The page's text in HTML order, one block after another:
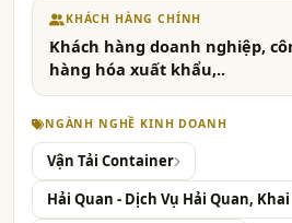
KHÁCH HÀNG CHÍNH
Khách hàng doanh nghiệp,
hàng hóa xuất khẩu,..
NGÀNH NGHỀ KINH DOANH
Vận Tải Container
Hải Quan - Dịch Vụ Hải Quan,